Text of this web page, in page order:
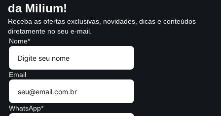
da Milium!
Receba as ofertas exclusivas, novidades, dicas e conteúdos
diretamente no seu e-mail.
Nome*
Email
WhatsApp*